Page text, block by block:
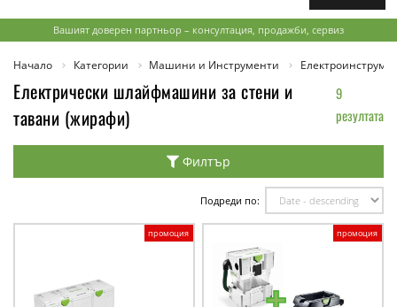
Вашият доверен партньор – консултация, продажби, сервиз
Начало Категории Машини и Инструменти
Електрически шлайфмашини за стени и
тавани (жирафи)
9
резултата
Филтър
Подреди по:
промоция промоция